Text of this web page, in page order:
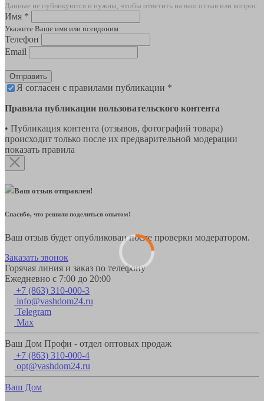
Данные не публикуются и нужны, чтобы ответить на ваш отзыв или вопрос
Имя *
Укажите Ваше имя или псевдоним
Телефон
Email
Отправить
Я согласен с правилами публикации *
Правила публикации пользовательского контента
• Публикация контента (отзывов, фотографий товара)
происходит только после их предварительной модерации
показать правила
Ваш отзыв отправлен!
Спасибо, что решили поделиться опытом!
Ваш отзыв будет опубликован после проверки модератором.
Заказать звонок
Горячая линия и заказ по телефону
Ежедневно с 7:00 до 20:00
+7 (863) 310-000-3
info@vashdom24.ru
Telegram
Max
Ваш Дом Профи - отдел оптовых продаж
+7 (863) 310-000-4
opt@vashdom24.ru
Ваш Дом